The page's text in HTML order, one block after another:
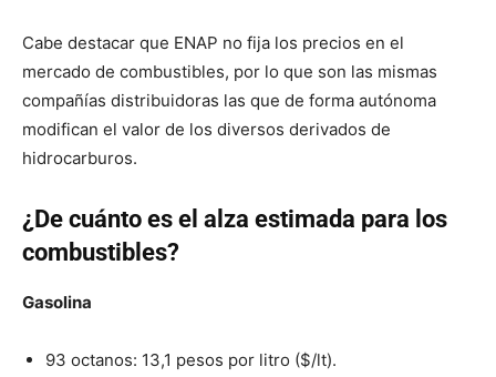
Cabe destacar que ENAP no fija los precios en el
mercado de combustibles, por lo que son las mismas
compañías distribuidoras las que de forma autónoma
modifican el valor de los diversos derivados de
hidrocarburos.
¿De cuánto es el alza estimada para los
combustibles?
Gasolina
93 octanos: 13,1 pesos por litro ($/lt).